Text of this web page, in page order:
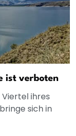
ist verboten
ihres
sich in